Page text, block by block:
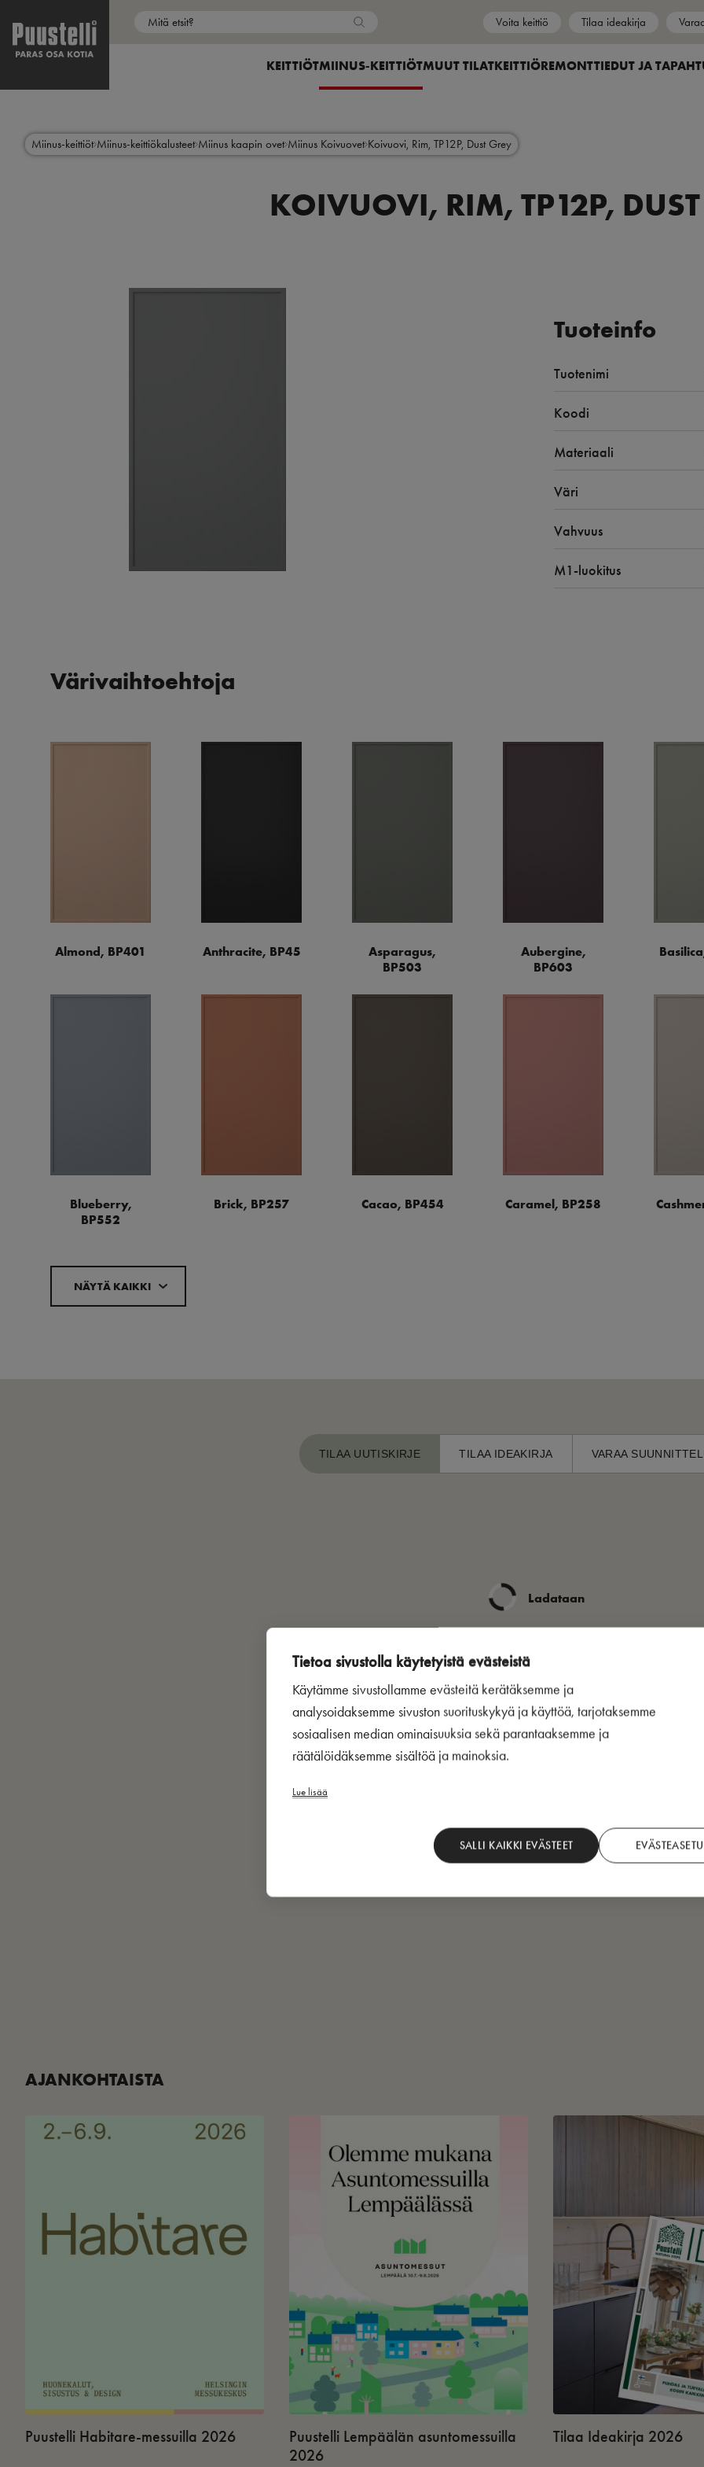
Tietoa sivustolla käytetyistä evästeistä
Käytämme sivustollamme evästeitä kerätäksemme ja
analysoidaksemme sivuston suorituskykyä ja käyttöä, tarjotaksemme
sosiaalisen median ominaisuuksia sekä parantaaksemme ja
räätälöidäksemme sisältöä ja mainoksia.
Lue lisää
SALLI KAIKKI EVÄSTEET
Voita keittiö Tilaa ideakirja
Puustelli Store Maa
SHOW SUBMENU FOR
KEITTIÖTSHOW SUBMENU FOR
MIINUS-KEITTIÖTSHOW SUBMENU FOR
MUUT TILATSHOW SUBMENU FOR
KEITTIÖREMONTTISHOW
EDUT JA
Miinus-keittiöt Miinus-keittiökalusteet Miinus kaapin ovet Miinus Koivuovet Koivuovi, Rim, TP12P, Dust Grey
KOIVUOVI, RIM, TP12P, DUST
Tuoteinfo
Tuotenimi
Koodi
Materiaali
Väri
Vahvuus
M1-luokitus
Värivaihtoehtoja
Almond, BP401 Anthracite, BP45
Asparagus,
BP503
Aubergine,
BP603
Blueberry,
BP552
Brick, BP257 Cacao, BP454 Caramel, BP258
NÄYTÄ KAIKKI
TILAA UUTISKIRJE TILAA IDEAKIRJA VARAA
Ladataan
AJANKOHTAISTA
Puustelli Habitare-messuilla 2026
Puustelli Lempäälän asuntomessuilla
2026
Tilaa Ideakirja 2026